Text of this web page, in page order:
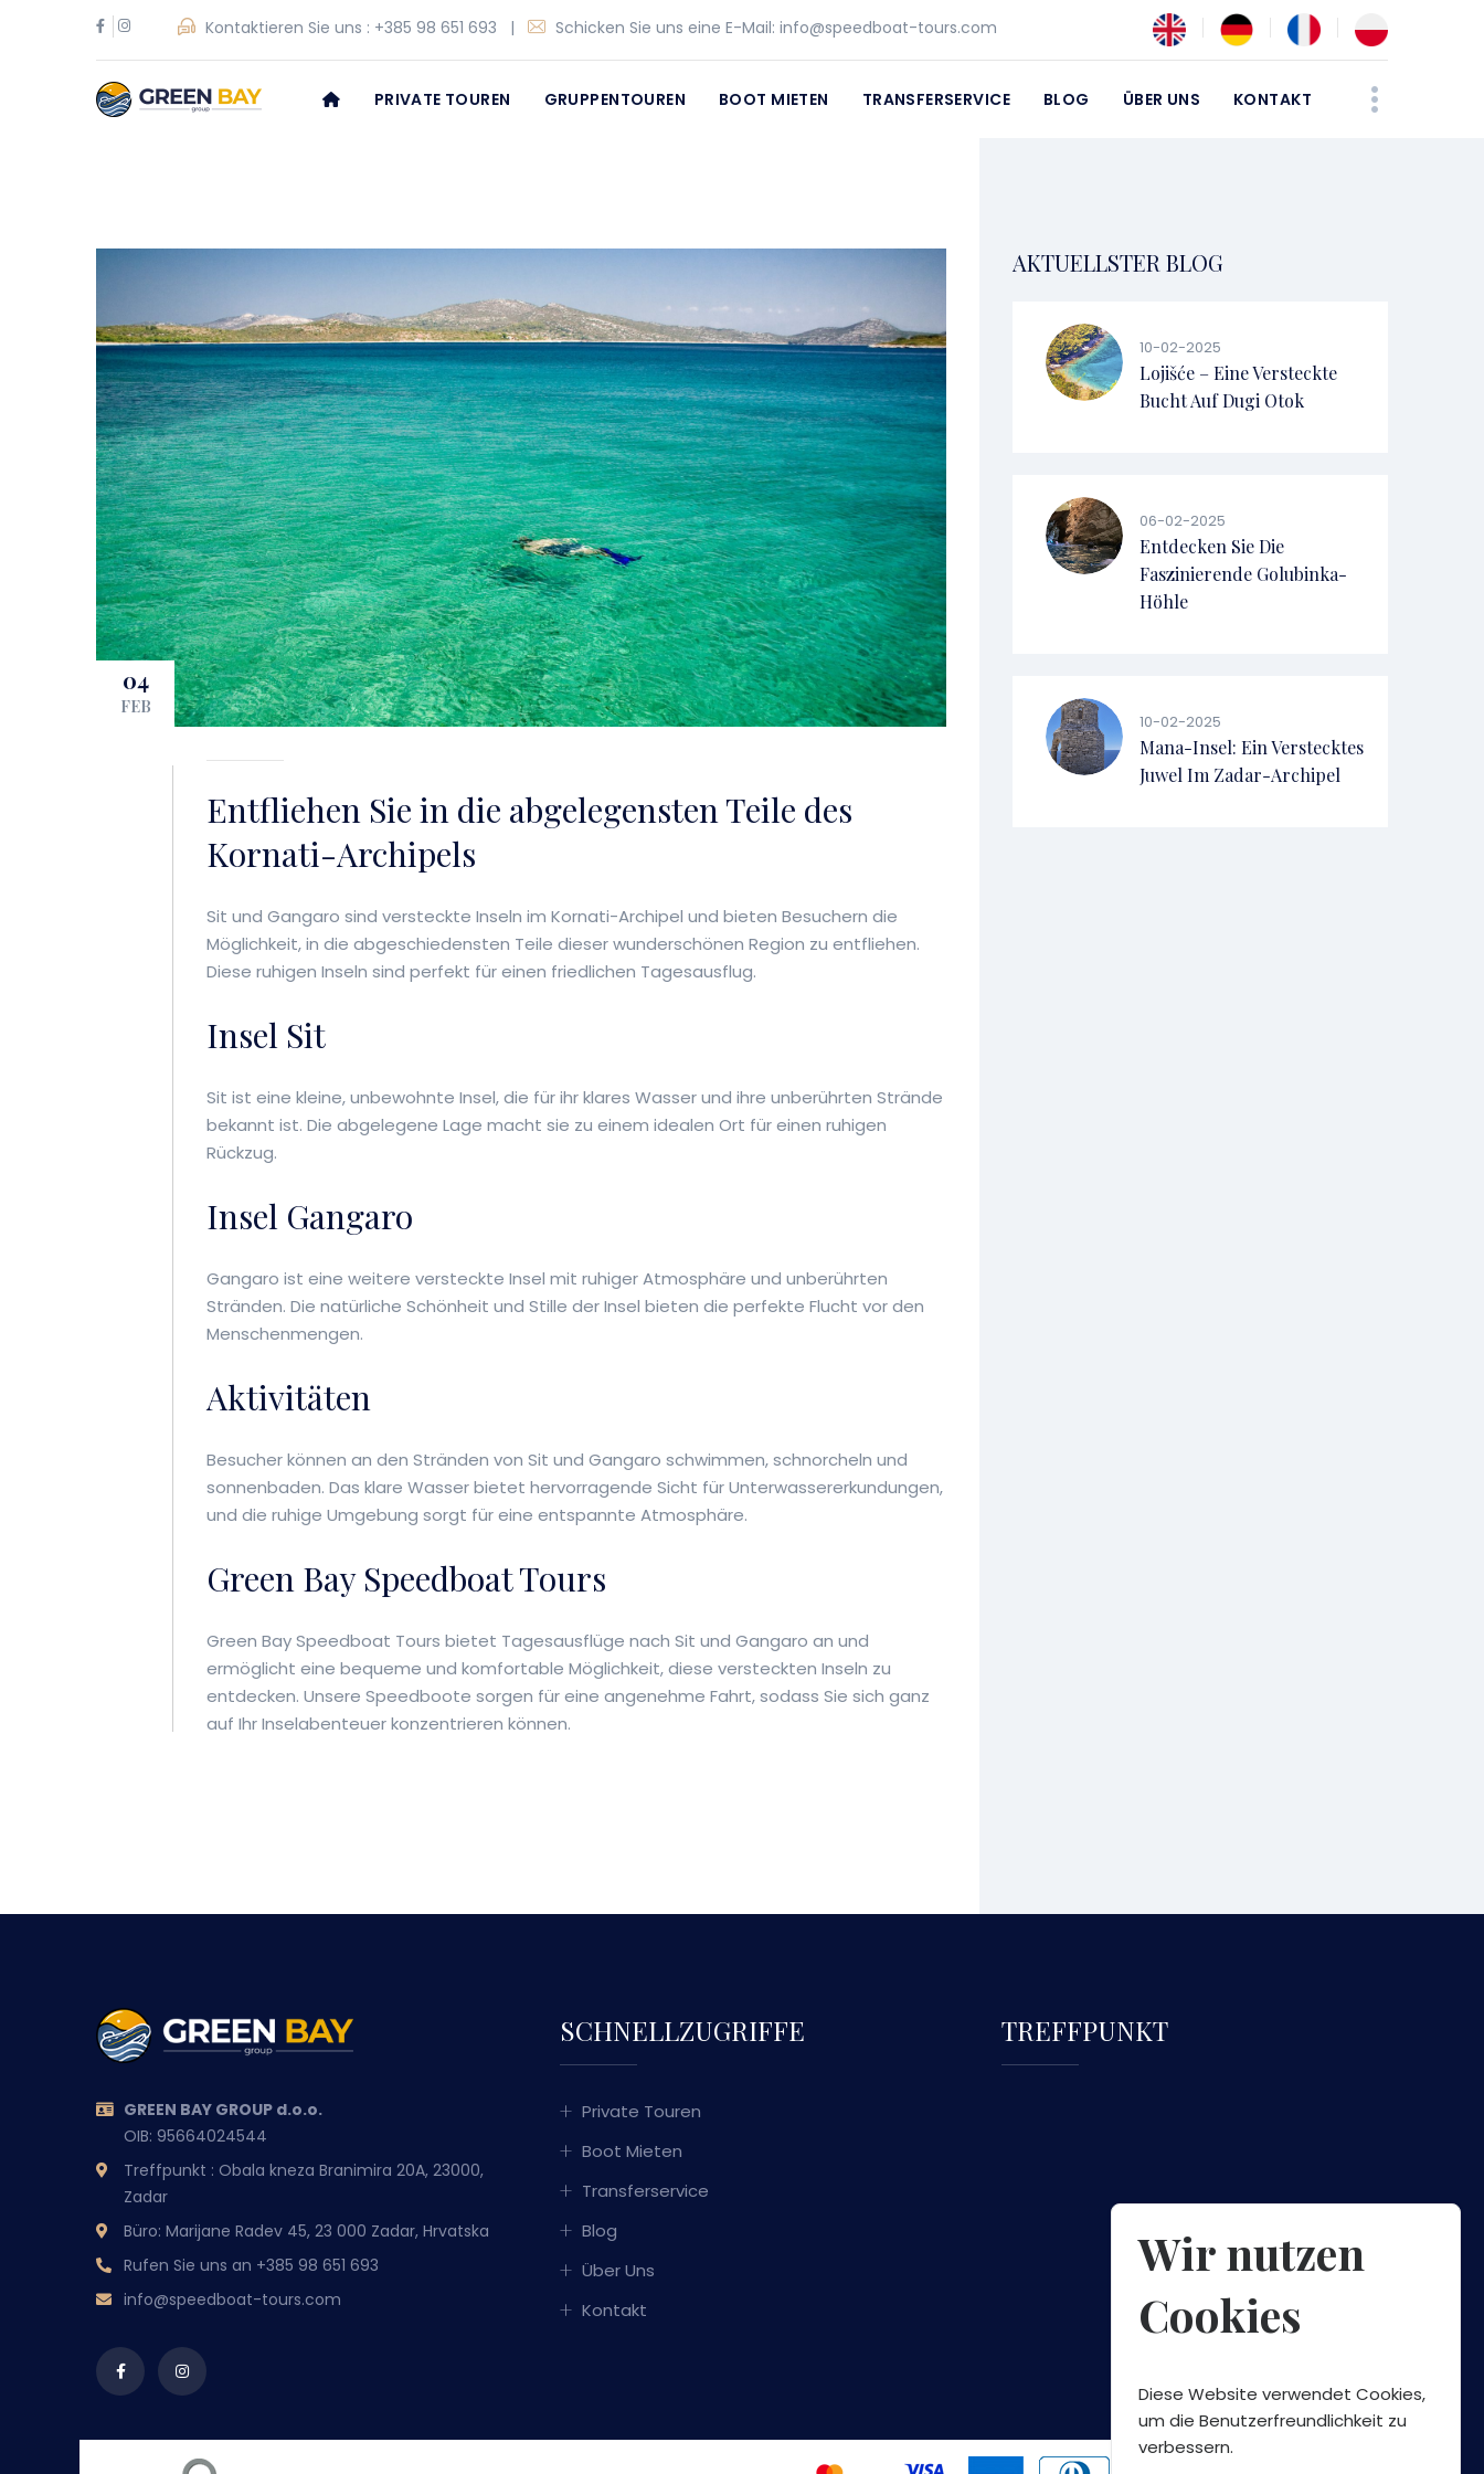
Kontaktieren Sie uns : +385 98 651 693 | Schicken Sie uns eine E-Mail: info@speedboat-tours.com
PRIVATE TOUREN GRUPPENTOUREN BOOT MIETEN TRANSFERSERVICE BLOG ÜBER UNS KONTAKT
04
FEB
Entfliehen Sie in die abgelegensten Teile des
Kornati-Archipels
Sit und Gangaro sind versteckte Inseln im Kornati-Archipel und bieten Besuchern die
Möglichkeit, in die abgeschiedensten Teile dieser wunderschönen Region zu entfliehen.
Diese ruhigen Inseln sind perfekt für einen friedlichen Tagesausflug.
Insel Sit
Sit ist eine kleine, unbewohnte Insel, die für ihr klares Wasser und ihre unberührten Strände
bekannt ist. Die abgelegene Lage macht sie zu einem idealen Ort für einen ruhigen
Rückzug.
Insel Gangaro
Gangaro ist eine weitere versteckte Insel mit ruhiger Atmosphäre und unberührten
Stränden. Die natürliche Schönheit und Stille der Insel bieten die perfekte Flucht vor den
Menschenmengen.
Aktivitäten
Besucher können an den Stränden von Sit und Gangaro schwimmen, schnorcheln und
sonnenbaden. Das klare Wasser bietet hervorragende Sicht für Unterwassererkundungen,
und die ruhige Umgebung sorgt für eine entspannte Atmosphäre.
Green Bay Speedboat Tours
Green Bay Speedboat Tours bietet Tagesausflüge nach Sit und Gangaro an und
ermöglicht eine bequeme und komfortable Möglichkeit, diese versteckten Inseln zu
entdecken. Unsere Speedboote sorgen für eine angenehme Fahrt, sodass Sie sich ganz
auf Ihr Inselabenteuer konzentrieren können.
AKTUELLSTER BLOG
10-02-2025
Lojišće – Eine Versteckte
Bucht Auf Dugi Otok
06-02-2025
Entdecken Sie Die
Faszinierende Golubinka-
Höhle
10-02-2025
Mana-Insel: Ein Verstecktes
Juwel Im Zadar-Archipel
GREEN BAY GROUP d.o.o.
OIB: 95664024544
Treffpunkt : Obala kneza Branimira 20A, 23000,
Zadar
Büro: Marijane Radev 45, 23 000 Zadar, Hrvatska
Rufen Sie uns an +385 98 651 693
info@speedboat-tours.com
SCHNELLZUGRIFFE
Private Touren
Boot Mieten
Transferservice
Blog
Über Uns
Kontakt
TREFFPUNKT
Wir nutzen
Cookies
Diese Website verwendet Cookies,
um die Benutzerfreundlichkeit zu
verbessern.